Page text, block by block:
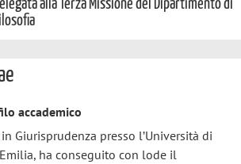
alla Terza Missione del Dipartimento di
accademico
Giurisprudenza presso l’Università di
ha conseguito con lode il